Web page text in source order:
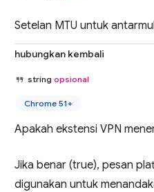
Setelan MTU untuk
hubungkan kembali
string opsional
Chrome 51+
Apakah ekstensi VPN
Jika benar (true), pesan
digunakan untuk